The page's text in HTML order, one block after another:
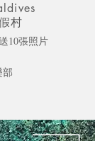
村
10張照片